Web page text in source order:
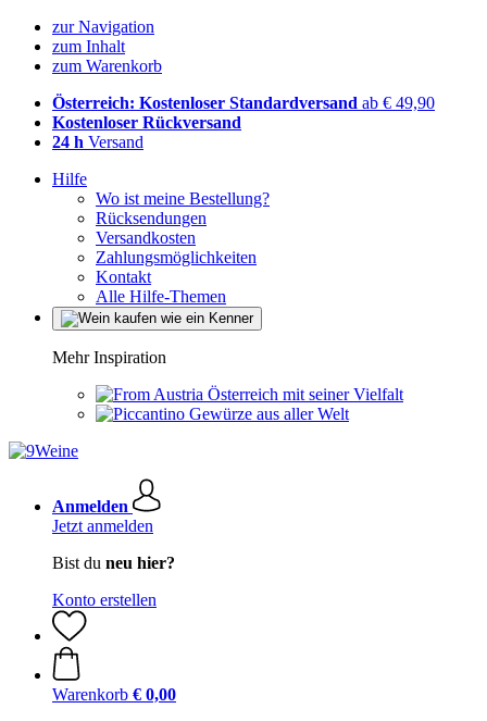
zur Navigation
zum Inhalt
zum Warenkorb
Österreich: Kostenloser Standardversand ab € 49,90
Kostenloser Rückversand
24 h Versand
Hilfe
Wo ist meine Bestellung?
Rücksendungen
Versandkosten
Zahlungsmöglichkeiten
Kontakt
Alle Hilfe-Themen
Mehr Inspiration
Österreich mit seiner Vielfalt
Gewürze aus aller Welt
Anmelden
Jetzt anmelden
Bist du neu hier?
Konto erstellen
Warenkorb € 0,00